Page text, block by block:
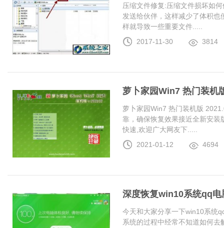
压缩文件修复:压缩文件损坏如
发送给伙伴，这样减少了体积
样就导致一些重要文件.....
2017-11-30
3814
萝卜家园Win7 热门装机
萝卜家园Win7 热门装机版
靠，确保恢复效果接近全新安
快速,欢迎广大网友下.....
2021-01-12
4694
深度恢复win10系统qq
今天和大家分享一下win10系统
系统的过程中经常不知道如何